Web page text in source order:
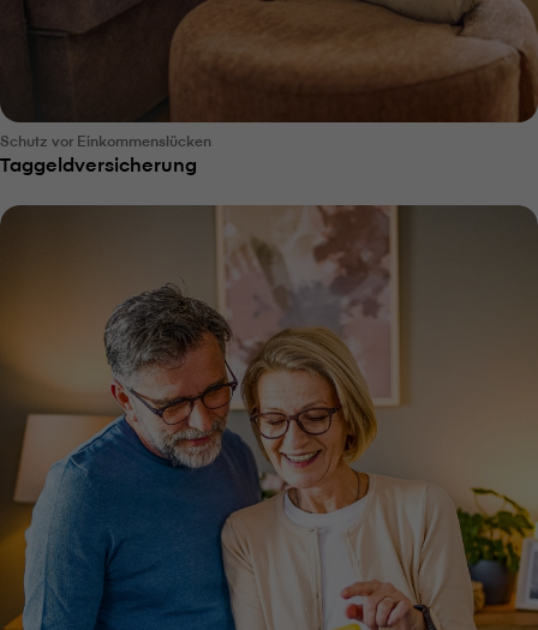
Schutz vor Einkommenslücken
Taggeldversicherung